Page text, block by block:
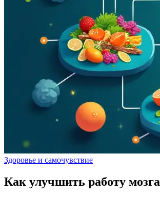
Здоровье и самочувствие
Как улучшить работу мозга